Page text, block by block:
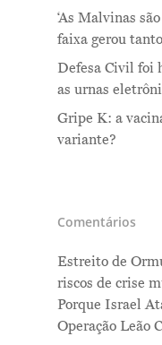
‘As Malvinas
faixa gerou
Defesa Civil foi
as urnas
Gripe K: a
variante?
Comentários
Estreito de
riscos de crise
Porque Israel
Operação Leão